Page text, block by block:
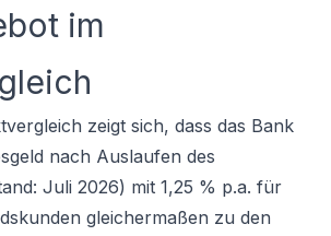
im
zeigt sich, dass das Bank
nach Auslaufen des
Juli 2026) mit 1,25 % p.a. für
gleichermaßen zu den